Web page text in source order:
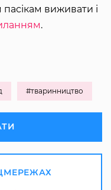
виживати і
.
#тваринництво